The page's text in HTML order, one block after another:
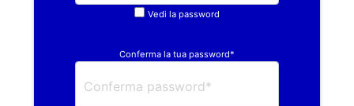
Vedi la password
Conferma la tua password*